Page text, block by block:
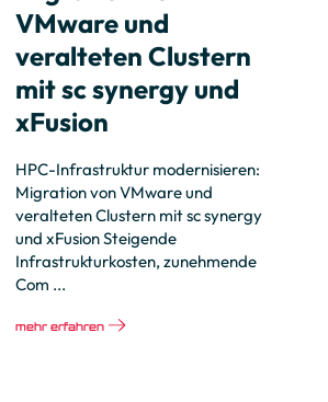
VMware und
veralteten Clustern
mit sc synergy und
xFusion
HPC-Infrastruktur modernisieren:
Migration von VMware und
veralteten Clustern mit sc synergy
und xFusion Steigende
Infrastrukturkosten, zunehmende
Com ...
mehr erfahren